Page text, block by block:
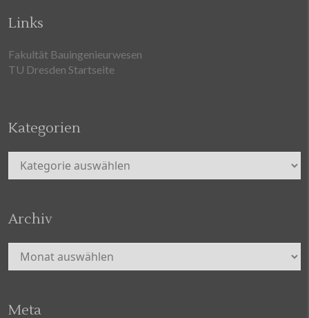
Links
Fakultät Bauingenieurwesen
TU Dresden Startseite
Kategorien
Kategorien
Archiv
Archiv
Meta